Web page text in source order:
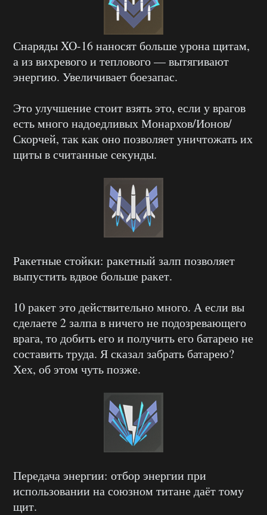
Снаряды XO-16 наносят больше урона щитам,
а из вихревого и теплового — вытягивают
энергию. Увеличивает боезапас.
Это улучшение стоит взять это, если у врагов
есть много надоедливых Монархов/Ионов/
Скорчей, так как оно позволяет уничтожать их
щиты в считанные секунды.
Ракетные стойки: ракетный залп позволяет
выпустить вдвое больше ракет.
10 ракет это действительно много. А если вы
сделаете 2 залпа в ничего не подозревающего
врага, то добить его и получить его батарею не
составить труда. Я сказал забрать батарею?
Хех, об этом чуть позже.
Передача энергии: отбор энергии при
использовании на союзном титане даёт тому
щит.